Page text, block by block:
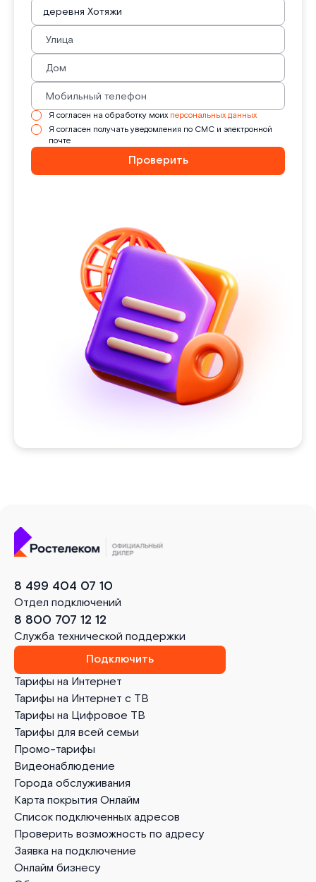
Я согласен на обработку моих персональных данных
Я согласен получать уведомления по СМС и электронной
почте
Проверить
Тарифы на Интернет
Тарифы на Интернет с ТВ
Тарифы на Цифровое ТВ
Тарифы для всей семьи
Промо-тарифы
Видеонаблюдение
Города обслуживания
Карта покрытия Онлайм
Список подключенных адресов
Проверить возможность по адресу
Заявка на подключение
Онлайм бизнесу
8 499 404 07 10
Отдел подключений
8 800 707 12 12
Служба технической поддержки
Подключить